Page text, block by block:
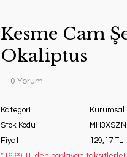
Kesme Cam
Okaliptus
0 Yorum
Kategori Kurumsal
Stok Kodu
Fiyat
129,17 TL